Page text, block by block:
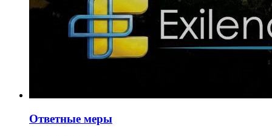
Ответные меры